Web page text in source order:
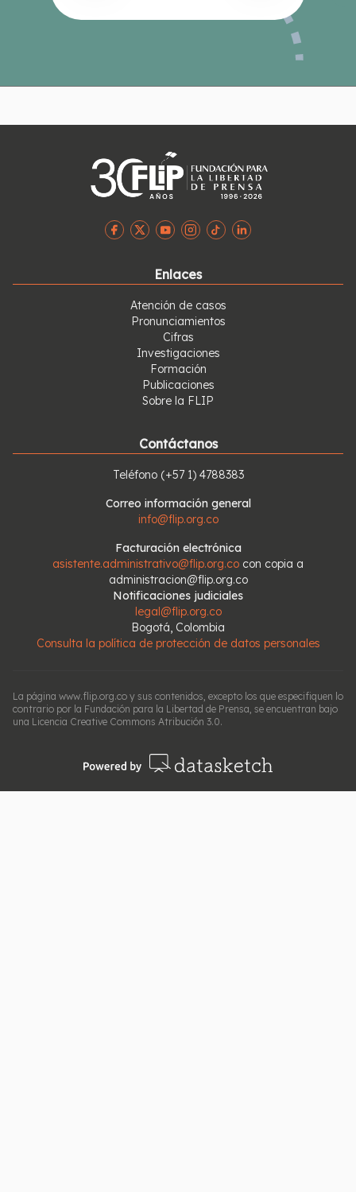
Enlaces
Atención de casos
Pronunciamientos
Cifras
Investigaciones
Formación
Publicaciones
Sobre la FLIP
Contáctanos
Teléfono (+57 1) 4788383
Correo información general
info@flip.org.co
Facturación electrónica
asistente.administrativo@flip.org.co con copia a
administracion@flip.org.co
Notificaciones judiciales
legal@flip.org.co
Bogotá, Colombia
Consulta la política de protección de datos personales
La página www.flip.org.co y sus contenidos, excepto los que especifiquen lo
contrario por la Fundación para la Libertad de Prensa, se encuentran bajo
una Licencia Creative Commons Atribución 3.0.